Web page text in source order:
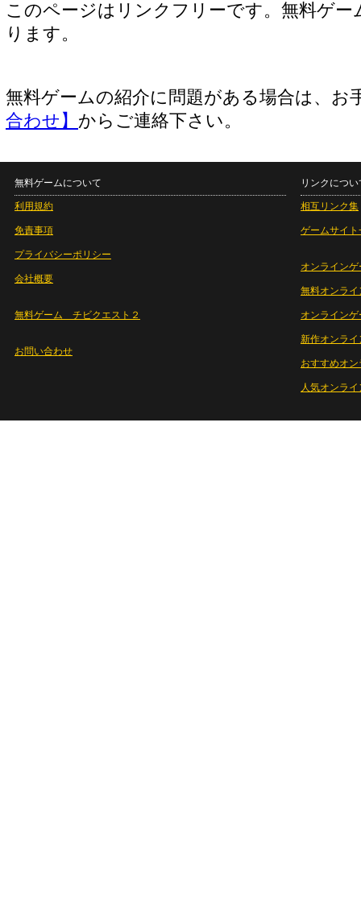
このページはリンクフリーです。無料ゲー
ります。
無料ゲームの紹介に問題がある場合は、お
合わせ】 からご連絡下さい。
無料ゲームについて
利用規約
免責事項
プライバシーポリシー
会社概要
無料ゲーム チビクエスト２
お問い合わせ
リンクについ
相互リンク集
ゲームサイト
オンラインゲ
無料オンライ
オンライン
新作オンライ
おすすめオ
人気オンラ